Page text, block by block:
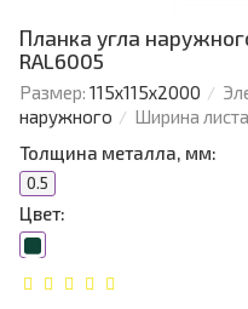
Планка угла
RAL6005
Размер: 115х115х2000
наружного
Ширина
Толщина металла, мм:
0.5
Цвет: